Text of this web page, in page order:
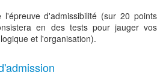
d'admissibilité (sur 20 points
en des tests pour jauger vos
et l'organisation).